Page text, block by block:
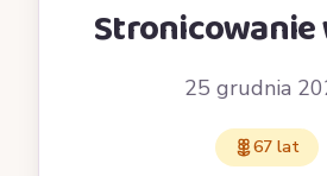
25 grudnia
67 lat